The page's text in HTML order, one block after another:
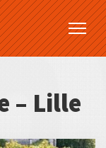
– Lille